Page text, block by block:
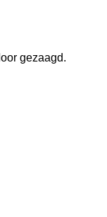
gezaagd.